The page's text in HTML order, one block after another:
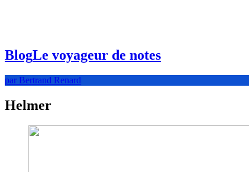
BlogLe voyageur de notes
par Bertrand Renard
Helmer